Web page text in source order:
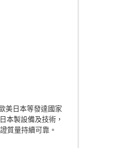
美日本等發達國家
本製設備及技術，
質量持續可靠。